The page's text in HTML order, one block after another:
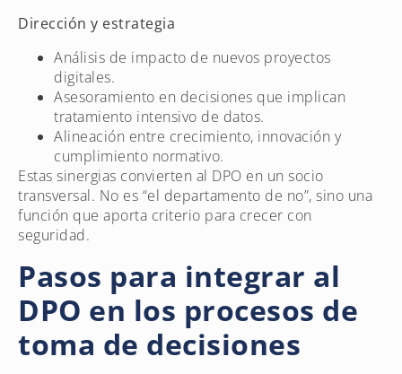
Dirección y estrategia
Análisis de impacto de nuevos proyectos
digitales.
Asesoramiento en decisiones que implican
tratamiento intensivo de datos.
Alineación entre crecimiento, innovación y
cumplimiento normativo.
Estas sinergias convierten al DPO en un socio
transversal. No es “el departamento de no”, sino una
función que aporta criterio para crecer con
seguridad.
Pasos para integrar al
DPO en los procesos de
toma de decisiones